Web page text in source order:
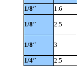
1/8″
1.6
1/8″ 2.5
1/8″ 3
1/4″ 2.5